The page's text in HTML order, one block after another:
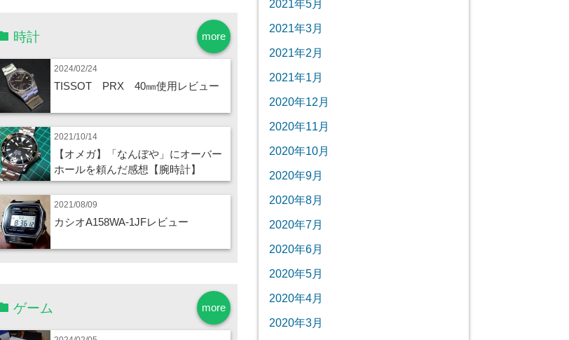
more
時計
2024/02/24
TISSOT PRX 40㎜使用レビュー
2021/10/14
【オメガ】「なんぼや」にオーバー
ホールを頼んだ感想【腕時計】
2021/08/09
カシオA158WA-1JFレビュー
more
ゲーム
2021年5月
2021年3月
2021年2月
2021年1月
2020年12月
2020年11月
2020年10月
2020年9月
2020年8月
2020年7月
2020年6月
2020年5月
2020年4月
2020年3月